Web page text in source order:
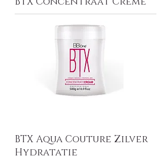
BTX Aqua Couture Zilver
Hydratatie